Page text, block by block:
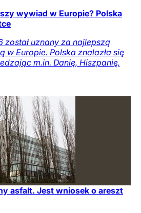
wywiad w Europie? Polska
został uznany za najlepszą
w Europie. Polska znalazła się
m.in. Danię, Hiszpanię,
asfalt. Jest wniosek o areszt